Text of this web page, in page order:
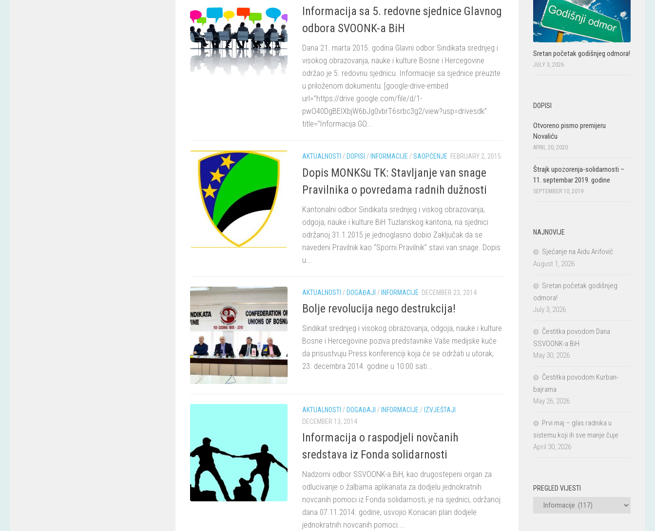
Informacija sa 5. redovne sjednice Glavnog
odbora SVOONK-a BiH
Dana 21. marta 2015. godina Glavni odbor Sindikata srednjeg i
visokog obrazovanja, nauke i kulture Bosne i Hercegovine
održao je 5. redovnu sjednicu. Informacije sa sjednice preuzite
u priloženom dokumentu: [google-drive-embed
url=”https://drive.google.com/file/d/1-
pwO40DgBEIXbjW6bJg0vbrT6srbc3g2/view?usp=drivesdk”
title=”Informacija GO...
AKTUALNOSTI / DOPISI / INFORMACIJE /SAOPĆENJE FEBRUARY 2, 2015
Dopis MONKSu TK: Stavljanje van snage
Pravilnika o povredama radnih dužnosti
Kantonalni odbor Sindikata srednjeg i viskog obrazovanja,
odgoja, nauke i kulture BiH Tuzlanskog kantona, na sjednici
održanoj 31.1.2015 je jednoglasno dobio Zaključak da se
navedeni Pravilnik kao “Sporni Pravilnik” stavi van snage. Dopis
u...
AKTUALNOSTI /DOGAĐAJI /INFORMACIJE DECEMBER 23, 2014
Bolje revolucija nego destrukcija!
Sindikat srednjeg i visokog obrazovanja, odgoja, nauke i kulture
Bosne i Hercegovine poziva predstavnike Vaše medijske kuće
da prisustvuju Press konferenciji koja će se održati u utorak,
23. decembra 2014. godine u 10:00 sati...
AKTUALNOSTI /DOGAĐAJI /INFORMACIJE /IZVJEŠTAJI
DECEMBER 13, 2014
Informacija o raspodjeli novčanih
sredstava iz Fonda solidarnosti
Nadzorni odbor SSVOONK-a BiH, kao drugostepeni organ za
odlucivanje o žalbama aplikanata za dodjelu jednokratnih
novcanih pomoci iz Fonda solidarnosti, je na sjednici, održanoj
dana 07.11.2014. godine, usvojio Konacan plan dodjele
jednokratnih novcanih pomoci....
Sretan početak godišnjeg odmora!
JULY 3, 2026
DOPISI
Otvoreno pismo premijeru
Novaliću
APRIL 20, 2020
Štrajk upozorenja-solidarnosti –
11. septembar 2019. godine
SEPTEMBER 10, 2019
NAJNOVIJE
Sjećanje na Aidu Arifović
August 1, 2026
Sretan početak godišnjeg
odmora!
July 3, 2026
Čestitka povodom Dana
SSVOONK-a BiH
May 30, 2026
Čestitka povodom Kurban-
bajrama
May 26, 2026
Prvi maj – glas radnika u
sistemu koji ih sve manje čuje
April 30, 2026
PREGLED VIJESTI
PREGLED